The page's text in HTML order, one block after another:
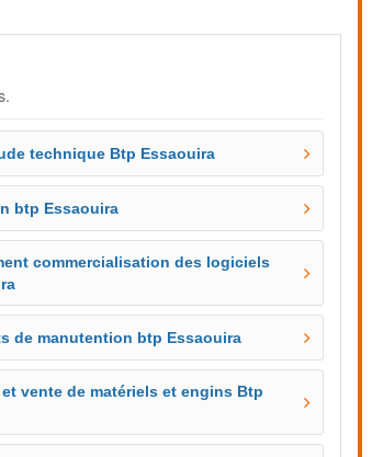
technique Btp Essaouira
btp Essaouira
commercialisation des logiciels
de manutention btp Essaouira
vente de matériels et engins Btp